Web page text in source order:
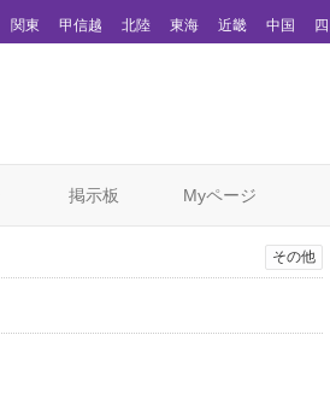
関東 甲信越 北陸 東海 近畿 中国
掲示板 Myページ
その他